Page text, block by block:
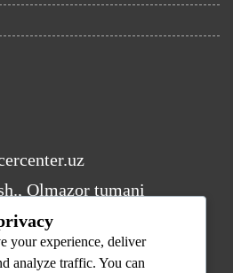
Olmazor tumani
17:00
your experience, deliver
analyze traffic. You can